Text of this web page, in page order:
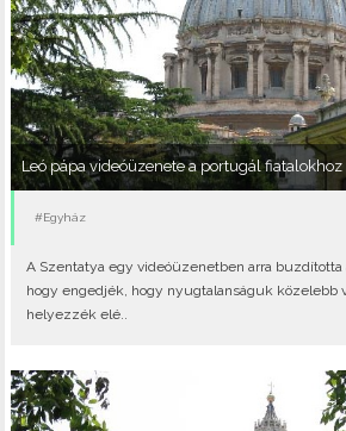
Leó pápa videóüzenete a portugál fiatalokhoz
#Egyház
A Szentatya egy videóüzenetben arra buzdította
hogy engedjék, hogy nyugtalanságuk közelebb
helyezzék elé..